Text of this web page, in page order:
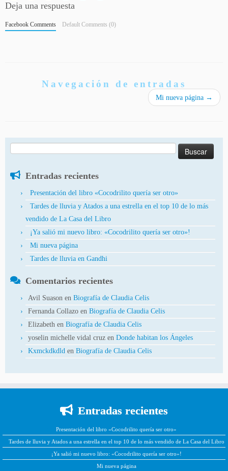
Deja una respuesta
Facebook Comments Default Comments (0)
Navegación de entradas
Mi nueva página →
Entradas recientes
Presentación del libro «Cocodrilito quería ser otro»
Tardes de lluvia y Atados a una estrella en el top 10 de lo más
vendido de La Casa del Libro
¡Ya salió mi nuevo libro: «Cocodrilito quería ser otro»!
Mi nueva página
Tardes de lluvia en Gandhi
Comentarios recientes
Avil Suason en Biografía de Claudia Celis
Fernanda Collazo en Biografía de Claudia Celis
Elizabeth en Biografía de Claudia Celis
yoselin michelle vidal cruz en Donde habitan los Ángeles
Kxmckdkdld en Biografía de Claudia Celis
Entradas recientes
Presentación del libro «Cocodrilito quería ser otro»
Tardes de lluvia y Atados a una estrella en el top 10 de lo más vendido de La Casa del Libro
¡Ya salió mi nuevo libro: «Cocodrilito quería ser otro»!
Mi nueva página